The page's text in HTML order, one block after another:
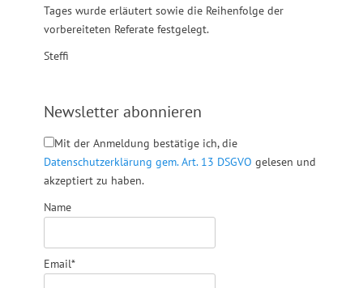
Tages wurde erläutert sowie die Reihenfolge der
vorbereiteten Referate festgelegt.
Steffi
Newsletter abonnieren
Mit der Anmeldung bestätige ich, die
Datenschutzerklärung gem. Art. 13 DSGVO gelesen und
akzeptiert zu haben.
Name
Email*